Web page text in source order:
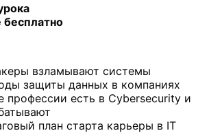
бесплатно
взламывают системы
защиты данных в компаниях
профессии есть в Cybersecurity и
план старта карьеры в IT